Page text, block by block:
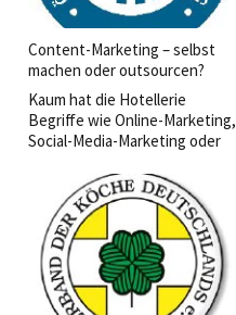
Content-Marketing – selbst
machen oder outsourcen?
Kaum hat die Hotellerie
Begriffe wie Online-Marketing,
Social-Media-Marketing oder
Marketingarbeit platziert,
jagen neue Begriffe durch die
Kongresse und Blogs.